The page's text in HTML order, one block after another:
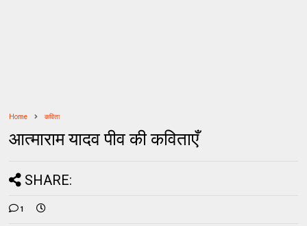
Home कविता
आत्माराम यादव पीव की कविताएँ
SHARE:
1